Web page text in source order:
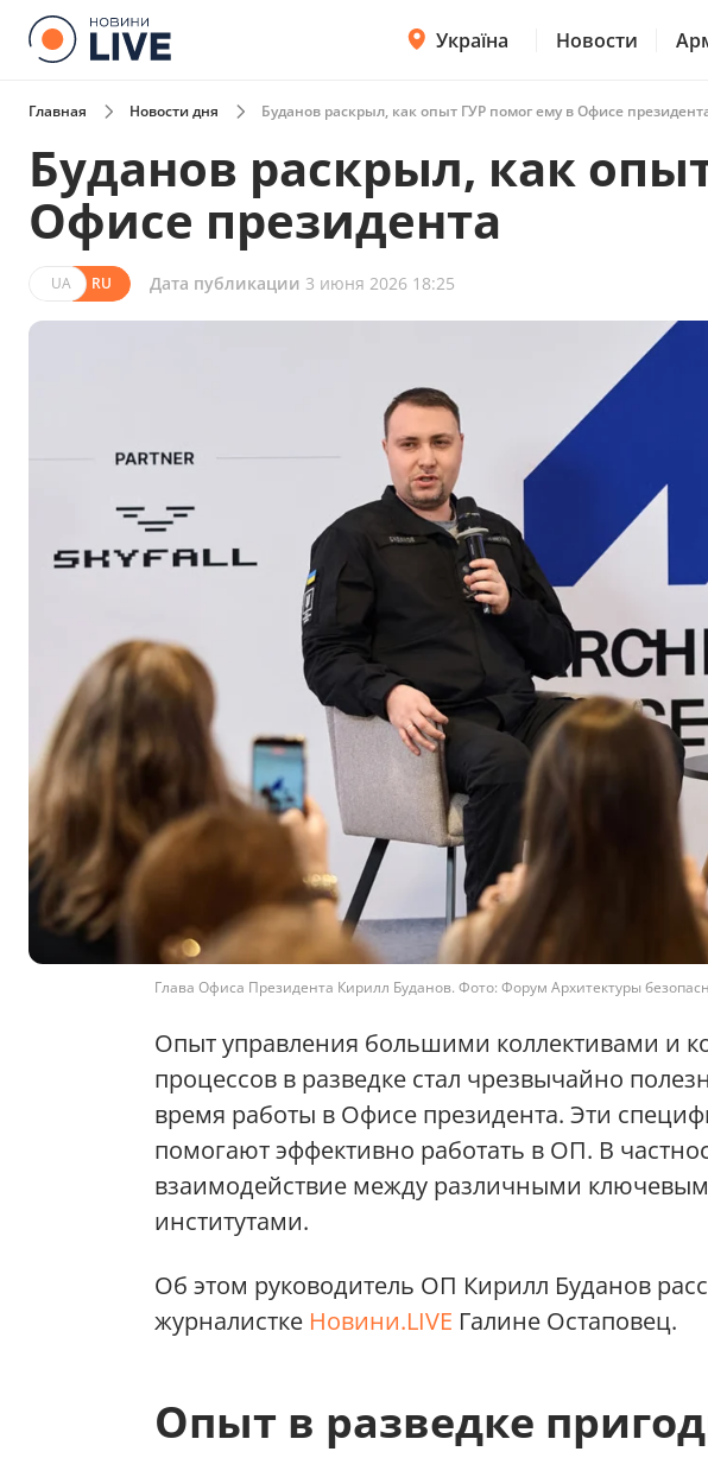
Україна Новости
Главная Новости дня Буданов раскрыл, как опыт ГУР помог ему в Офисе
Буданов раскрыл, как
Офисе президента
UA RU Дата публикации 3 июня 2026 18:25
Глава Офиса Президента Кирилл Буданов. Фото: Форум Архитектуры
Опыт управления большими коллективами и
процессов в разведке стал чрезвычайно
время работы в Офисе президента. Эти
помогают эффективно работать в ОП. В
взаимодействие между различными
институтами.
Об этом руководитель ОП Кирилл Буданов
журналистке Новини.LIVE Галине Остаповец.
Опыт в разведке